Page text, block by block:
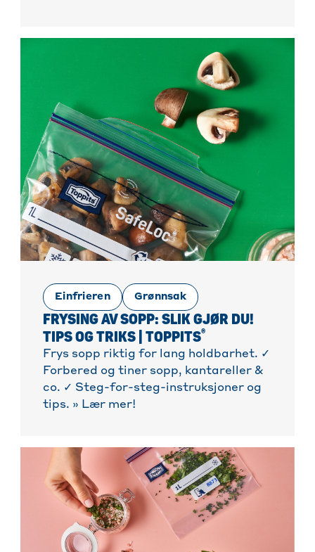
Einfrieren Grønnsak
FRYSING AV SOPP: SLIK GJØR DU!
TIPS OG TRIKS | TOPPITS®
Frys sopp riktig for lang holdbarhet. ✓
Forbered og tiner sopp, kantareller &
co. ✓ Steg-for-steg-instruksjoner og
tips. » Lær mer!